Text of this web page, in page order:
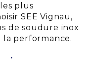
plus
SEE Vignau,
de soudure inox
la performance.